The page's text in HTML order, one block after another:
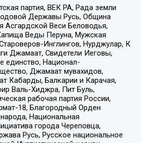
партия, ВЕК РА, Рада земли
Державы Русь, Община
Асгардской Веси Беловодья,
Веды Перуна, Мужская
Инглингов, Нурджулар, К
Джамаат, Свидетели Иеговы,
единство, Национал-
Джамаат мувахидов,
Кабарды, Балкарии и Карачая,
Валь-Хиджра, Пит Буль,
рабочая партия России,
18, Благородный Орден
Национальная
города Череповца,
Русь, Русское национальное